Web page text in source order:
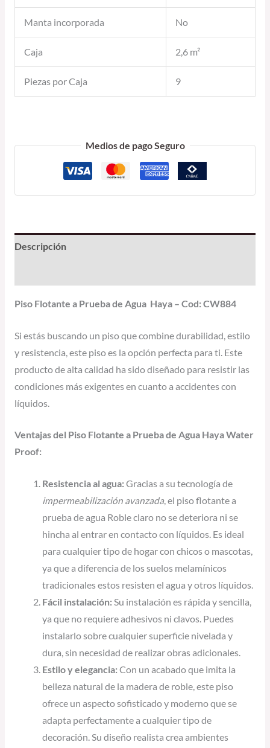
Manta incorporada No
Caja 2,6 m²
Piezas por Caja 9
Medios de pago Seguro
Descripción
Piso Flotante a Prueba de Agua Haya – Cod: CW884
Si estás buscando un piso que combine durabilidad, estilo
y resistencia, este piso es la opción perfecta para ti. Este
producto de alta calidad ha sido diseñado para resistir las
condiciones más exigentes en cuanto a accidentes con
líquidos.
Ventajas del Piso Flotante a Prueba de Agua Haya Water
Proof:
Resistencia al agua: Gracias a su tecnología de
impermeabilización avanzada, el piso flotante a
prueba de agua Roble claro no se deteriora ni se
hincha al entrar en contacto con líquidos. Es ideal
para cualquier tipo de hogar con chicos o mascotas,
ya que a diferencia de los suelos melamínicos
tradicionales estos resisten el agua y otros líquidos.
Fácil instalación: Su instalación es rápida y sencilla,
ya que no requiere adhesivos ni clavos. Puedes
instalarlo sobre cualquier superficie nivelada y
dura, sin necesidad de realizar obras adicionales.
Estilo y elegancia: Con un acabado que imita la
belleza natural de la madera de roble, este piso
ofrece un aspecto sofisticado y moderno que se
adapta perfectamente a cualquier tipo de
decoración. Su diseño realista crea ambientes